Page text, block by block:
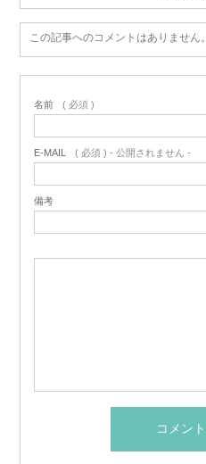
この記事へのコメントはありません。
名前 ( 必須 )
E-MAIL ( 必須 ) - 公開されません -
備考